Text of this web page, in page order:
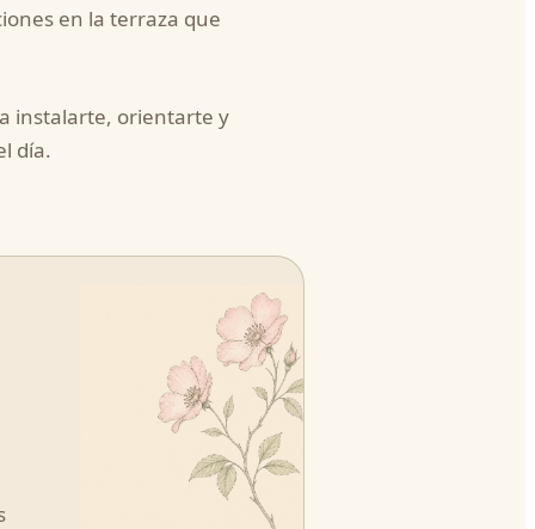
en la terraza que
instalarte, orientarte y
día.